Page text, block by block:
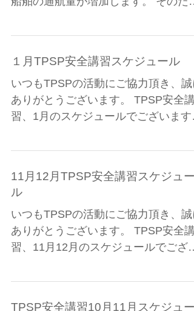
る目黒川では、お花見の時期になると
慮を呼びかけるため、目黒川航行マナ
ー向上委員会（事務局：品川区）が主
体となり、目黒川安全航行啓発活動を
実施しています。...
１月TPSP安全講習スケジュール
いつもTPSPの活動にご協力頂き、誠
ありがとうございます。 TPSP安全講
致します。 満席の日にちを予約サイト
でクリックしても、予約できません。
キャンセルの方が出ますと、予約でき
るシステムとなってお...
11月12月TPSP安全講習スケジュー
ル
いつもTPSPの活動にご協力頂き、誠
ありがとうございます。 TPSP安全講
お願い致します。 満席の日にちを予約